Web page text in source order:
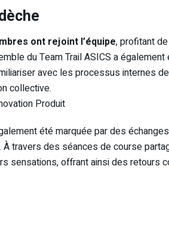
ont rejoint l’équipe, profitant
du Team Trail ASICS a
avec les processus internes
collective.
Produit
été marquée par des
À travers des séances de course
sensations, offrant ainsi des retours